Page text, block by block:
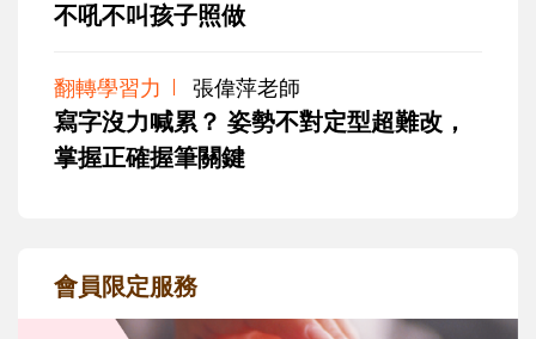
不吼不叫孩子照做
翻轉學習力 張偉萍老師
寫字沒力喊累？ 姿勢不對定型超難改，
掌握正確握筆關鍵
會員限定服務